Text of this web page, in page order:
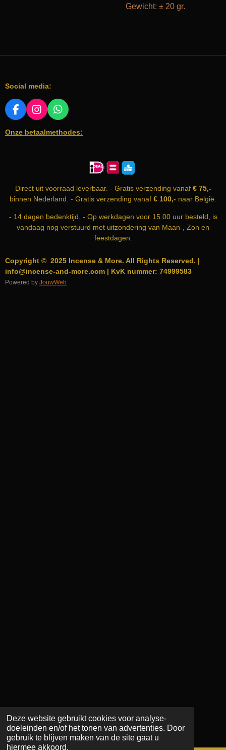
Deze website gebruikt cookies voor analyse-
doeleinden en/of het tonen van advertenties. Door
gebruik te blijven maken van de site gaat u
hiermee akkoord.
Gewicht: ± 20 gr.
Social media:
F
C
I
S
M
W
A
Onze betaalmethodes:
Direct uit voorraad leverbaar. - Gratis verzending vanaf€ 75,-
binnen Nederland. - Gratis verzending vanaf € 100,- naar België.
- 14 dagen bedenktijd. - Op werkdagen voor 15.00 uur besteld, is
vandaag nog verstuurd met uitzondering van Maan-, Zon en
feestdagen.
Copyright © 2025 Incense & More. All Rights Reserved. |
info@incense-and-more.com | KvK nummer: 74999583
Powered by JouwWeb